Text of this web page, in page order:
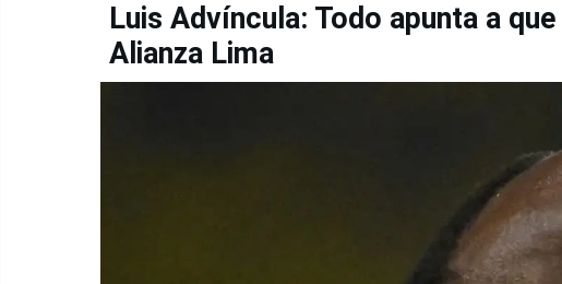
Luis Advíncula: Todo apunta a
Alianza Lima